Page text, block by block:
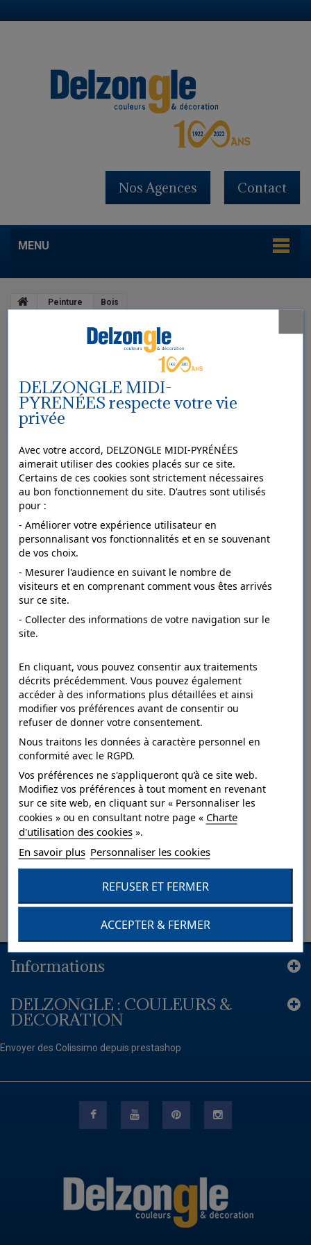
Contact
Nos Agences
MENU
Peinture Bois
Finition des bois
Informations
DELZONGLE : COULEURS &
DECORATION
Envoyer des Colissimo depuis prestashop
DELZONGLE MIDI-
PYRENÉES respecte votre vie
privée
Avec votre accord, DELZONGLE MIDI-PYRÉNÉES
aimerait utiliser des cookies placés sur ce site.
Certains de ces cookies sont strictement nécessaires
au bon fonctionnement du site. D'autres sont utilisés
pour :
- Améliorer votre expérience utilisateur en
personnalisant vos fonctionnalités et en se souvenant
de vos choix.
- Mesurer l'audience en suivant le nombre de
visiteurs et en comprenant comment vous êtes arrivés
sur ce site.
- Collecter des informations de votre navigation sur le
site.
En cliquant, vous pouvez consentir aux traitements
décrits précédemment. Vous pouvez également
accéder à des informations plus détaillées et ainsi
modifier vos préférences avant de consentir ou
refuser de donner votre consentement.
Nous traitons les données à caractère personnel en
conformité avec le RGPD.
Vos préférences ne s'appliqueront qu’à ce site web.
Modifiez vos préférences à tout moment en revenant
sur ce site web, en cliquant sur « Personnaliser les
cookies » ou en consultant notre page « Charte
d'utilisation des cookies».
En savoir plus Personnaliser les cookies
REFUSER ET FERMER
ACCEPTER & FERMER